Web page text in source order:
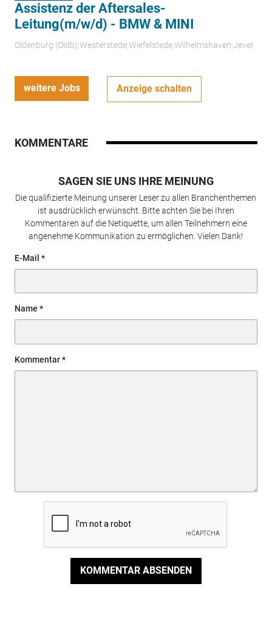
Assistenz der Aftersales-
Leitung(m/w/d) - BMW & MINI
Oldenburg (Oldb);Westerstede;Wiefelstede;Wilhelmshaven;Jever
weitere Jobs Anzeige schalten
KOMMENTARE
SAGEN SIE UNS IHRE MEINUNG
Die qualifizierte Meinung unserer Leser zu allen Branchenthemen
ist ausdrücklich erwünscht. Bitte achten Sie bei Ihren
Kommentaren auf die Netiquette, um allen Teilnehmern eine
angenehme Kommunikation zu ermöglichen. Vielen Dank!
E-Mail
Name
Kommentar
KOMMENTAR ABSENDEN